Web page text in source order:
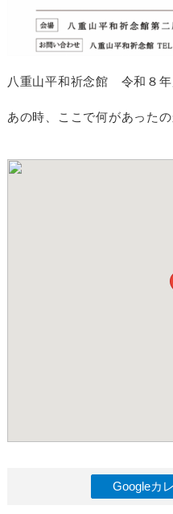
八重山平和祈念館 令和８年
あの時、ここで何があった
Googleカ